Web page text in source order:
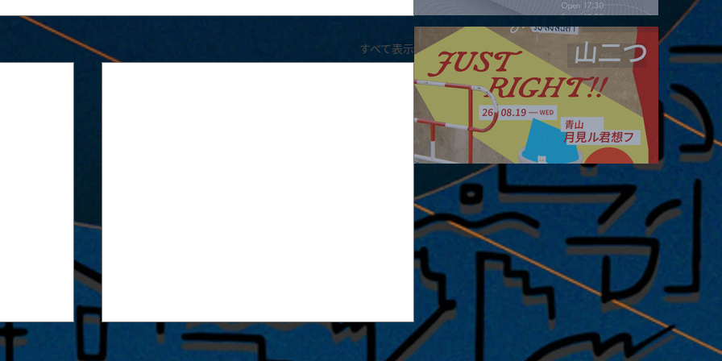
すべて表示
2026.08.16 |【観覧】夜）four dots vol.2
2026.08.19 |【観覧】JUST RIGHT!! vol.27